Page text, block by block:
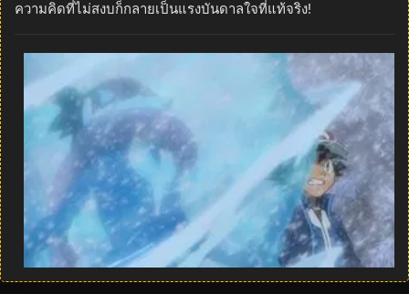
ความคิดที่ไม่สงบก็กลายเป็นแรงบันดาลใจที่แท้จริง!